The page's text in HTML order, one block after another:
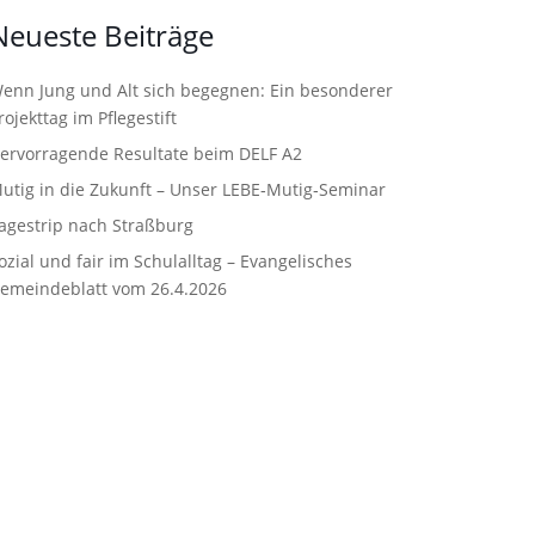
Beiträge
Jung und Alt sich begegnen: Ein besonderer
im Pflegestift
Resultate beim DELF A2
in die Zukunft – Unser LEBE‑Mutig‑Seminar
nach Straßburg
und fair im Schulalltag – Evangelisches
vom 26.4.2026